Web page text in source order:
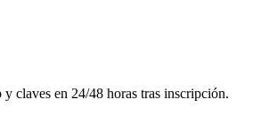
claves en 24/48 horas tras inscripción.